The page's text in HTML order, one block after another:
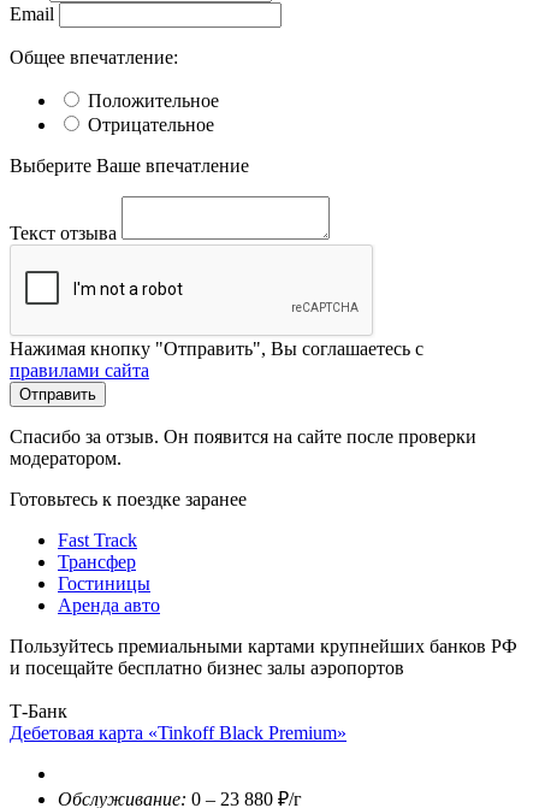
Email
Общее впечатление:
Положительное
Отрицательное
Выберите Ваше впечатление
Текст отзыва
Нажимая кнопку "Отправить", Вы соглашаетесь с
правилами сайта
Отправить
Спасибо за отзыв. Он появится на сайте после проверки
модератором.
Готовьтесь к поездке заранее
Fast Track
Трансфер
Гостиницы
Аренда авто
Пользуйтесь премиальными картами крупнейших банков РФ
и посещайте бесплатно бизнес залы аэропортов
Т-Банк
Дебетовая карта «Tinkoff Black Premium»
Обслуживание: 0 – 23 880 ₽/г